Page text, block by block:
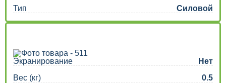
Тип
Силовой
Экранирование
Нет
Вес (кг)
0.5